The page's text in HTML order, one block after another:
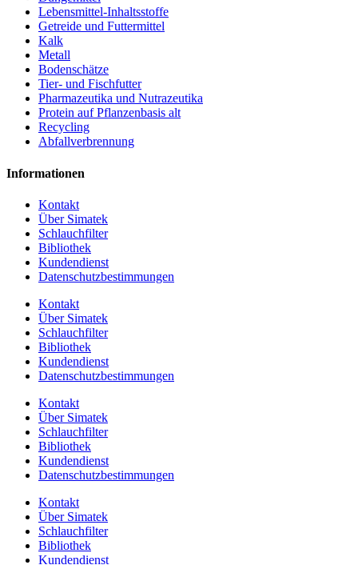
Lebensmittel-Inhaltsstoffe
Getreide und Futtermittel
Kalk
Metall
Bodenschätze
Tier- und Fischfutter
Pharmazeutika und Nutrazeutika
Protein auf Pflanzenbasis alt
Recycling
Abfallverbrennung
Informationen
Kontakt
Über Simatek
Schlauchfilter
Bibliothek
Kundendienst
Datenschutzbestimmungen
Kontakt
Über Simatek
Schlauchfilter
Bibliothek
Kundendienst
Datenschutzbestimmungen
Kontakt
Über Simatek
Schlauchfilter
Bibliothek
Kundendienst
Datenschutzbestimmungen
Kontakt
Über Simatek
Schlauchfilter
Bibliothek
Kundendienst